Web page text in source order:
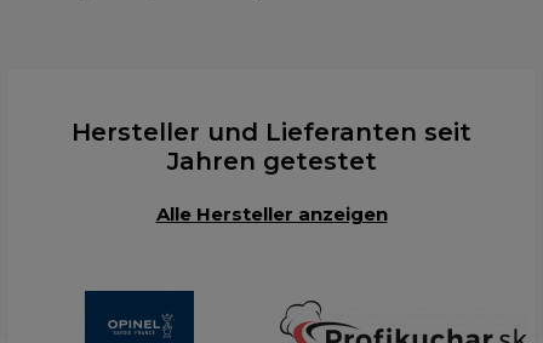
Hersteller und Lieferanten seit
Jahren getestet
Alle Hersteller anzeigen